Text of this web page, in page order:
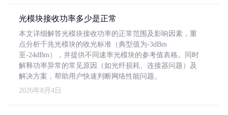
光模块接收功率多少是正常
本文详细解答光模块接收功率的正常范围及影响因素，重
点分析千兆光模块的收光标准（典型值为-3dBm
至-24dBm），并提供不同速率光模块的参考值表格。同时
解释功率异常的常见原因（如光纤损耗、连接器问题）及
解决方案，帮助用户快速判断网络性能问题。
2026年8月4日